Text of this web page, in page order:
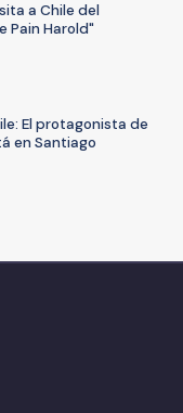
a Chile del
Pain Harold"
El protagonista de
en Santiago